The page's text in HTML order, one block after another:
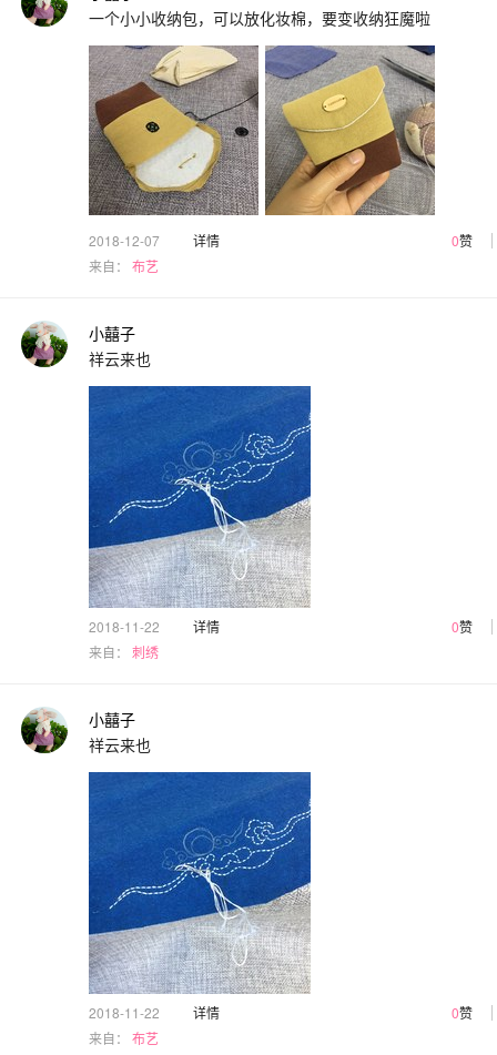
一个小小收纳包，可以放化妆棉，要变收纳狂魔啦
2018-12-07 详情 0赞
来自： 布艺
小囍子
祥云来也
2018-11-22 详情 0赞
来自： 刺绣
小囍子
祥云来也
2018-11-22 详情 0赞
来自： 布艺